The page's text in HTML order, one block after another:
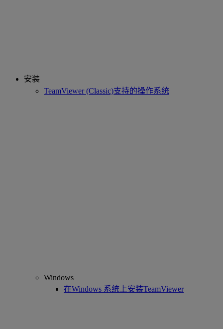
安装
TeamViewer (Classic)支持的操作系统
Windows
在Windows 系统上安装TeamViewer